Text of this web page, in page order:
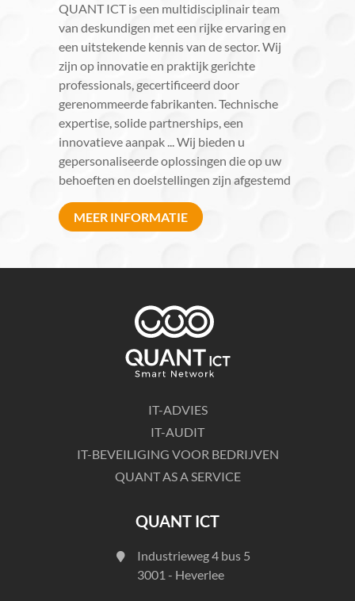
QUANT ICT is een multidisciplinair team
van deskundigen met een rijke ervaring en
een uitstekende kennis van de sector. Wij
zijn op innovatie en praktijk gerichte
professionals, gecertificeerd door
gerenommeerde fabrikanten. Technische
expertise, solide partnerships, een
innovatieve aanpak ... Wij bieden u
gepersonaliseerde oplossingen die op uw
behoeften en doelstellingen zijn afgestemd
MEER INFORMATIE
IT-ADVIES
IT-AUDIT
IT-BEVEILIGING VOOR BEDRIJVEN
QUANT AS A SERVICE
QUANT ICT
Industrieweg 4 bus 5
3001 - Heverlee